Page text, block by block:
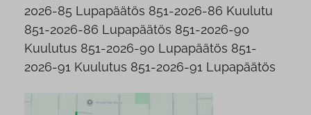
2026-85 Lupapäätös 851-2026-86 Kuulutu
851-2026-86 Lupapäätös 851-2026-90
Kuulutus 851-2026-90 Lupapäätös 851-
2026-91 Kuulutus 851-2026-91 Lupapäätös